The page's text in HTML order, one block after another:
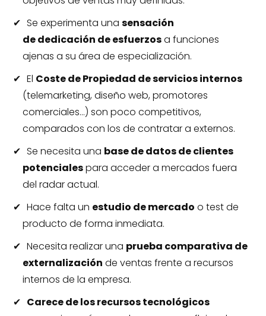
Se experimenta unasensación
de dedicación de esfuerzosa funciones
ajenas a su área de especialización.
El Coste de Propiedad de servicios internos
(telemarketing, diseño web, promotores
comerciales…) son poco competitivos,
comparados con los de contratar a externos.
Se necesita una base de datos de clientes
potencialespara acceder a mercados fuera
del radar actual.
Hace falta un estudio de mercado o test de
producto de forma inmediata.
Necesita realizar una prueba comparativa de
externalización de ventas frente a recursos
internos de la empresa.
Carece de los recursos tecnológicos